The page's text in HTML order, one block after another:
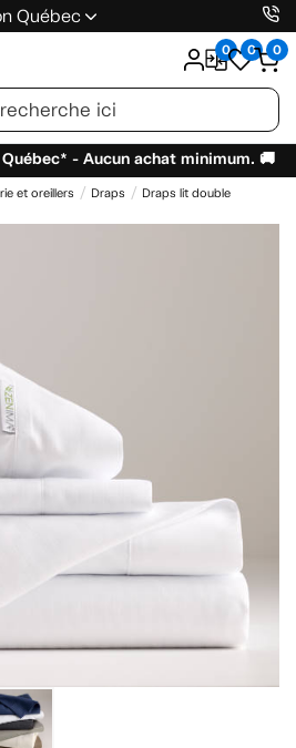
Québec
0 0 0
- Aucun achat minimum. 🚚
et oreillers Draps Draps lit double